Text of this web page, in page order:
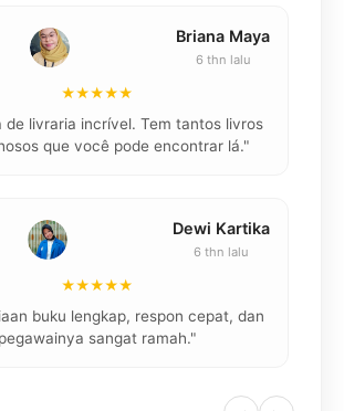
Briana Maya
6 thn lalu
★★★★★
de livraria incrível. Tem tantos livros
que você pode encontrar lá."
Dewi Kartika
6 thn lalu
★★★★★
buku lengkap, respon cepat, dan
pegawainya sangat ramah."